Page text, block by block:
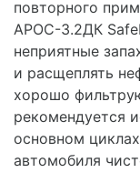
повторного
АРОС-3.2ДК
неприятные
и расщеплять
хорошо
рекомендуется
основном
автомобиля